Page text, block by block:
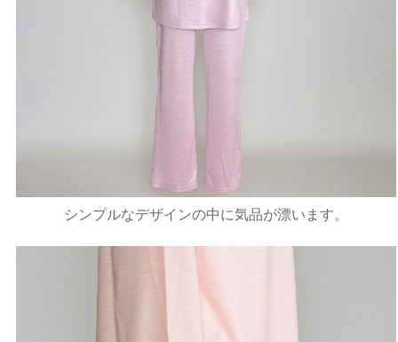
シンプルなデザインの中に気品が漂います。